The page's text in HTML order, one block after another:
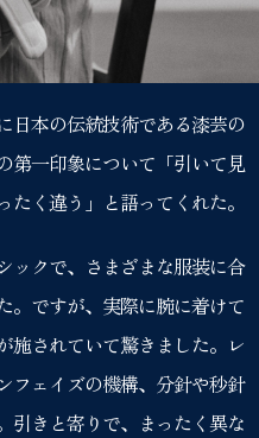
日本の伝統技術である漆芸の
第一印象について「引いて見
く違う」と語ってくれた。
ックで、さまざまな服装に合
。ですが、実際に腕に着けて
施されていて驚きました。レ
フェイズの機構、分針や秒針
引きと寄りで、まったく異な